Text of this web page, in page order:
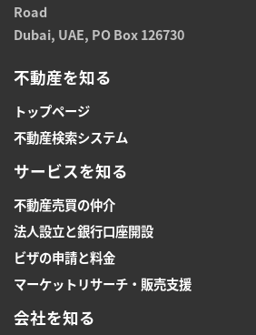
Road
Dubai, UAE, PO Box 126730
不動産を知る
トップページ
不動産検索システム
サービスを知る
不動産売買の仲介
法人設立と銀行口座開設
ビザの申請と料金
マーケットリサーチ・販売支援
会社を知る